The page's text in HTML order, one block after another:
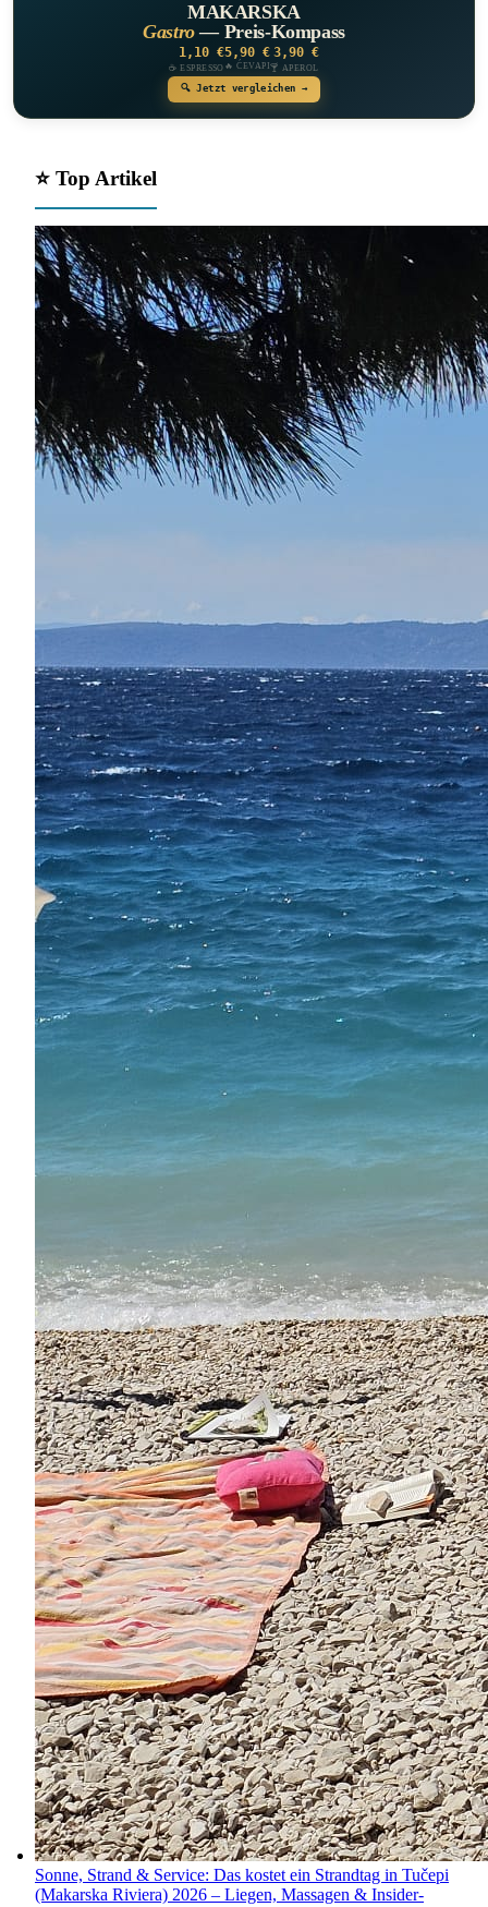
MAKARSKA
Gastro— Preis-Kompass
1,10 €
☕ ESPRESSO
5,90 €
🔥 ĆEVAPI
3,90 €
🍸 APEROL
🔍 Jetzt vergleichen →
⭐ Top Artikel
Sonne, Strand & Service: Das kostet ein Strandtag in Tučepi
(Makarska Riviera) 2026 – Liegen, Massagen & Insider-